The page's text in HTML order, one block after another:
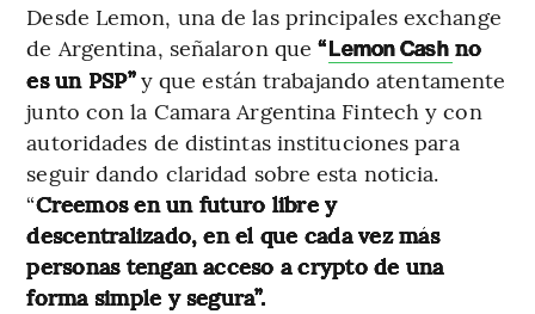
Desde Lemon, una de las principales exchange
de Argentina, señalaron que“Lemon Cash no
es un PSP”y que están trabajando atentamente
junto con la Camara Argentina Fintech y con
autoridades de distintas instituciones para
seguir dando claridad sobre esta noticia.
“Creemos en un futuro libre y
descentralizado, en el que cada vez más
personas tengan acceso a crypto de una
forma simple y segura”.